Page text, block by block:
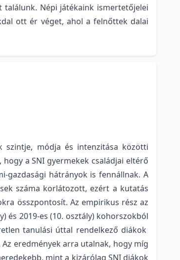
találunk. Népi játékaink ismertetőjelei
ott ér véget, ahol a felnőttek dalai
szintje, módja és intenzitása közötti
a SNI gyermekek családjai eltérő
gazdasági hátrányok is fennállnak. A
száma korlátozott, ezért a kutatás
összpontosít. Az empirikus rész az
és 2019-es (10. osztály) kohorszokból
tanulási úttal rendelkező diákok
eredmények arra utalnak, hogy míg
mint a kizárólag SNI diákok